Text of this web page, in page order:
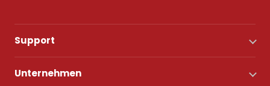
Support
Unternehmen